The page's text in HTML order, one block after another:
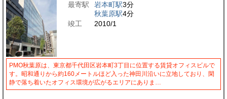
最寄駅
岩本町駅3分
秋葉原駅4分
竣工
2010/1
PMO秋葉原は、東京都千代田区岩本町3丁目に位置する賃貸オフィスビルで
す。昭和通りから約160メートルほど入った神田川沿いに立地しており、閑
静で落ち着いたオフィス環境が広がるエリアにありま…